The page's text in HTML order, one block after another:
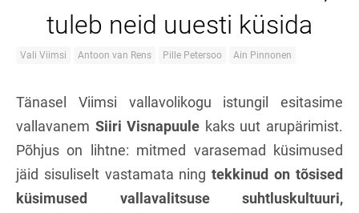
tuleb neid uuesti küsida
Vali Viimsi Antoon van Rens Pille Petersoo Ain Pinnonen
Tänasel Viimsi vallavolikogu istungil esitasime
vallavanem Siiri Visnapuule kaks uut arupärimist.
Põhjus on lihtne: mitmed varasemad küsimused
jäid sisuliselt vastamata ningtekkinud on tõsised
küsimused vallavalitsuse suhtluskultuuri,